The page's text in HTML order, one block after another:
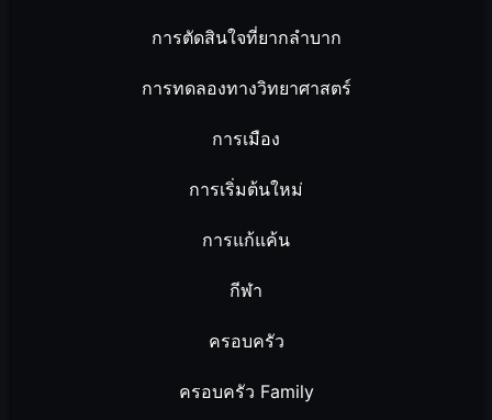
การตัดสินใจที่ยากลำบาก
การทดลองทางวิทยาศาสตร์
การเมือง
การเริ่มต้นใหม่
การแก้แค้น
กีฬา
ครอบครัว
ครอบครัว Family